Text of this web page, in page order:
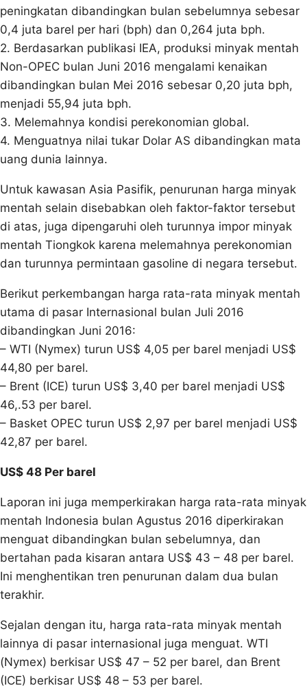
peningkatan dibandingkan bulan sebelumnya sebesar
0,4 juta barel per hari (bph) dan 0,264 juta bph.
2. Berdasarkan publikasi IEA, produksi minyak mentah
Non-OPEC bulan Juni 2016 mengalami kenaikan
dibandingkan bulan Mei 2016 sebesar 0,20 juta bph,
menjadi 55,94 juta bph.
3. Melemahnya kondisi perekonomian global.
4. Menguatnya nilai tukar Dolar AS dibandingkan mata
uang dunia lainnya.
Untuk kawasan Asia Pasifik, penurunan harga minyak
mentah selain disebabkan oleh faktor-faktor tersebut
di atas, juga dipengaruhi oleh turunnya impor minyak
mentah Tiongkok karena melemahnya perekonomian
dan turunnya permintaan gasoline di negara tersebut.
Berikut perkembangan harga rata-rata minyak mentah
utama di pasar Internasional bulan Juli 2016
dibandingkan Juni 2016:
– WTI (Nymex) turun US$ 4,05 per barel menjadi US$
44,80 per barel.
– Brent (ICE) turun US$ 3,40 per barel menjadi US$
46,.53 per barel.
– Basket OPEC turun US$ 2,97 per barel menjadi US$
42,87 per barel.
US$ 48 Per barel
Laporan ini juga memperkirakan harga rata-rata minyak
mentah Indonesia bulan Agustus 2016 diperkirakan
menguat dibandingkan bulan sebelumnya, dan
bertahan pada kisaran antara US$ 43 – 48 per barel.
Ini menghentikan tren penurunan dalam dua bulan
terakhir.
Sejalan dengan itu, harga rata-rata minyak mentah
lainnya di pasar internasional juga menguat. WTI
(Nymex) berkisar US$ 47 – 52 per barel, dan Brent
(ICE) berkisar US$ 48 – 53 per barel.